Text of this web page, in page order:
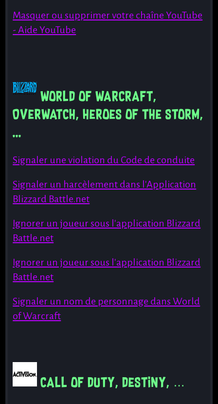
Masquer ou supprimer votre chaîne YouTube
- Aide YouTube
World of Warcraft,
Overwatch, Heroes of the storm,
...
Signaler une violation du Code de conduite
Signaler un harcèlement dans l'Application
Blizzard Battle.net
Ignorer un joueur sous l'application Blizzard
Battle.net
Ignorer un joueur sous l'application Blizzard
Battle.net
Signaler un nom de personnage dans World
of Warcraft
Call of Duty, Destiny, …